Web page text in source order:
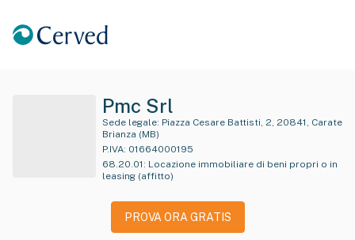
Pmc Srl
Sede legale:
Brianza (MB)
P.IVA: 01664000195
68.20.01 : Locazione immobiliare di beni propri o in
leasing (affitto)
PROVA ORA GRATIS